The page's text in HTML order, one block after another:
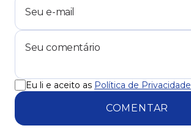
Eu li e aceito as Política de Privacidade
COMENTAR